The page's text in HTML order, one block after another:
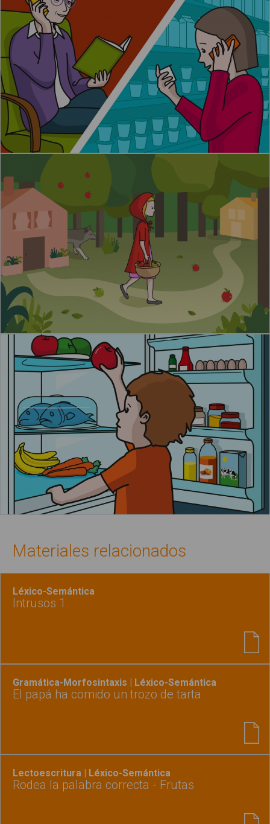
Materiales relacionados
Léxico-Semántica
Intrusos 1
Gramática-Morfosintaxis | Léxico-Semántica
El papá ha comido un trozo de tarta
Lectoescritura | Léxico-Semántica
Rodea la palabra correcta - Frutas